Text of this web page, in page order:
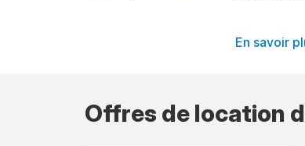
En savoir
Offres de location